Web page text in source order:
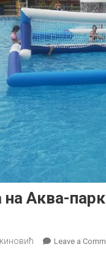
на Аква-
Leave a